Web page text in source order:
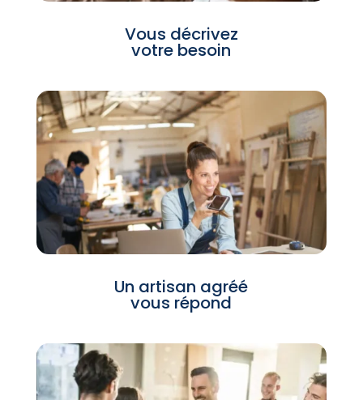
Vous décrivez
votre besoin
Un artisan agréé
vous répond